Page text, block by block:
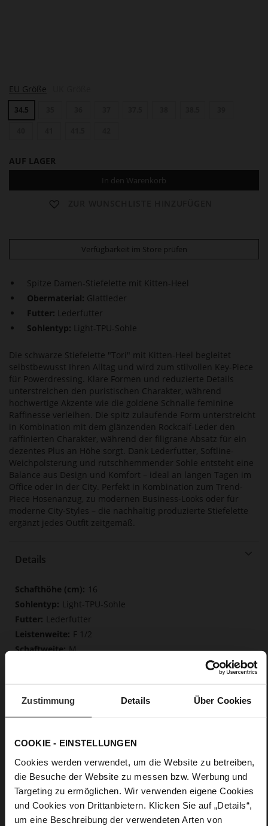
Zustimmung Details Über Cookies
COOKIE - EINSTELLUNGEN
Cookies werden verwendet, um die Website zu betreiben,
die Besuche der Website zu messen bzw. Werbung und
Targeting zu ermöglichen. Wir verwenden eigene Cookies
und Cookies von Drittanbietern. Klicken Sie auf „Details“,
um eine Beschreibung der verwendeten Arten von
O
R
I
EU Größe
34.5
AUF LAGER
In den Warenkorb
Verfügbarkeit im Store prüfen
Spitze Damen-Stiefelette mit Kitten-Heel
Obermaterial: Glattleder
Futter: Lederfutter
Sohlentyp: Light-TPU-Sohle
Die schwarze Stiefelette "Tori" mit Kitten-Heel begleitet
selbstbewusst Ihren Alltag und wird zum stilvollen Key-Piece
für Powerdressing. Klare Formen und reduzierte Details
unterstreichen den puristischen Charakter, während
hochwertige Akzente wie die goldene Schnalle feminine
Raffinesse verleihen. Die spitz zulaufende Form unterstreicht
in Kombination mit dem glänzenden Rockcalf-Leder den
raffinierten Charakter, während der filigrane Absatz für ein
dezentes Plus an Höhe sorgt. Dank Lederfutter, Softline-
Weichpolsterung und rutschhemmender Sohle entsteht eine
Balance aus Design und Komfort – ideal an langen Tagen im
Office oder in der City. Perfekt in Kombination zum Trend-
Piece Hosenanzug, zu modernen Business-Looks oder für
moderne City-Styles – die nachhaltig produzierte Stiefelette
ergänzt jedes Outfit zeitgemäß.
Details
Mehr
Informationen
16
Light-TPU-Sohle
Lederfutter
F 1/2
M
Made in Europe, Obermaterial (LEATHER
WORKING GROUP Gold zertifiziert), Futter / Decksohle
(LEATHER WORKING GROUP Gold zertifiziert)
Softline, Nachhaltiges Produkt, Made in Europe
Reißverschluss
35
Taillierter Absatz
Rockcalf
Care